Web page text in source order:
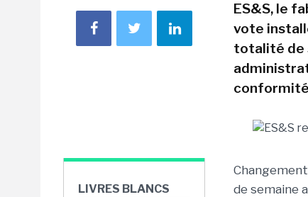
LIVRES BLANCS
ES&S, le
vote
totalité de
de semaine